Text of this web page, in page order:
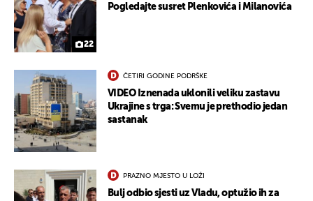
22
Pogledajte susret Plenkovića i Milanovića
ČETIRI GODINE PODRŠKE
VIDEO Iznenada uklonili veliku zastavu
Ukrajine s trga: Svemu je prethodio jedan
sastanak
PRAZNO MJESTO U LOŽI
Bulj odbio sjesti uz Vladu, optužio ih za